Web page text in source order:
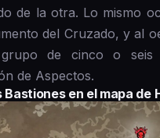
de la otra. Lo mismo
del Cruzado, y al
de cinco o seis
de Aspectos.
Bastiones en el mapa de